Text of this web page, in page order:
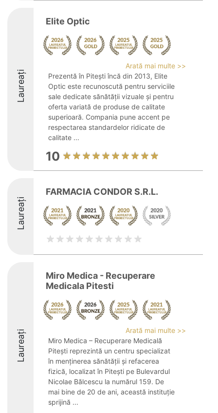
Laureați
Elite Optic
Arată mai multe >>
Prezentă în Pitești încă din 2013, Elite
Optic este recunoscută pentru serviciile
sale dedicate sănătății vizuale și pentru
oferta variată de produse de calitate
superioară. Compania pune accent pe
respectarea standardelor ridicate de
calitate ...
10
Laureați
FARMACIA CONDOR S.R.L.
Laureați
Miro Medica - Recuperare
Medicala Pitesti
Arată mai multe >>
Miro Medica – Recuperare Medicală
Pitești reprezintă un centru specializat
în menținerea sănătății și refacerea
fizică, localizat în Pitești pe Bulevardul
Nicolae Bălcescu la numărul 159. De
mai bine de 20 de ani, această instituție
sprijină ...